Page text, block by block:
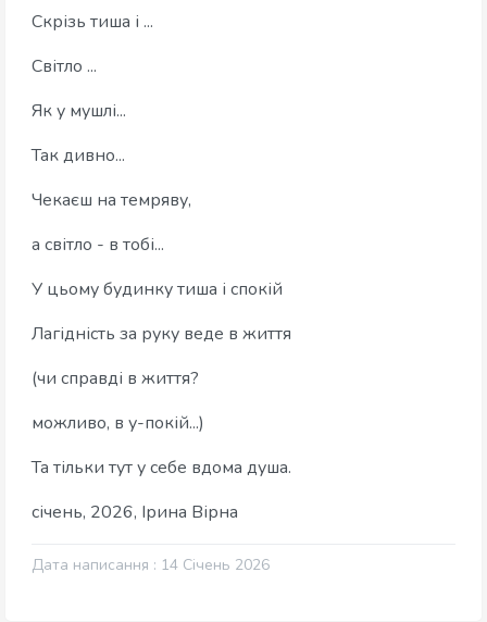
Скрізь тиша і ...
Світло ...
Як у мушлі...
Так дивно...
Чекаєш на темряву,
а світло - в тобі...
У цьому будинку тиша і спокій
Лагідність за руку веде в життя
(чи справді в життя?
можливо, в у-покій...)
Та тільки тут у себе вдома душа.
січень, 2026, Ірина Вірна
Дата написання : 14 Січень 2026